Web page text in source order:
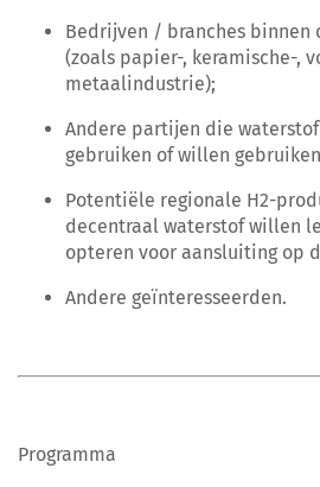
Bedrijven / branches binnen
(zoals papier-, keramische-,
metaalindustrie);
Andere partijen die
gebruiken of willen
Potentiële regionale H2-
decentraal waterstof willen
opteren voor aansluiting op
Andere geïnteresseerden.
Programma